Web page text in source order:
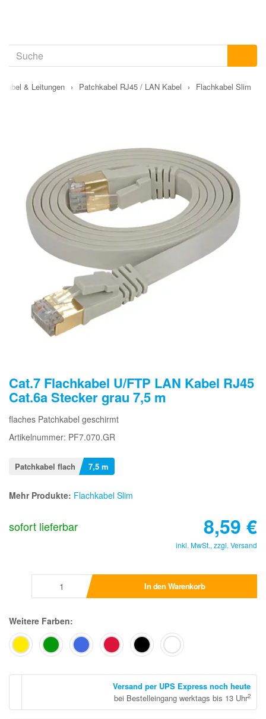
Kabel & Leitungen › Patchkabel RJ45 / LAN Kabel › Flachkabel Slim
Cat.7 Flachkabel U/FTP LAN Kabel RJ45
Cat.6a Stecker grau 7,5 m
flaches Patchkabel geschirmt
Artikelnummer: PF7.070.GR
Patchkabel flach 7,5 m
Mehr Produkte: Flachkabel Slim
sofort lieferbar 8,59 €
inkl. MwSt., zzgl. Versand
In den Warenkorb
Weitere Farben:
Versand per UPS Express noch heute
bei Bestelleingang werktags bis 13 Uhr2